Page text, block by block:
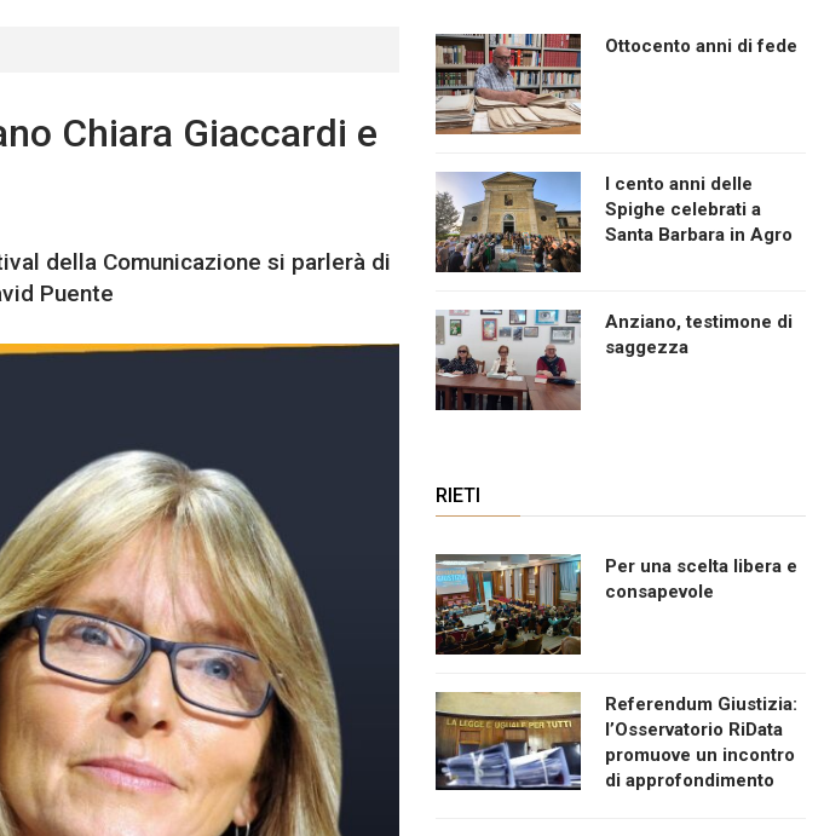
Chiara Giaccardi e
della Comunicazione si parlerà di
Puente
Ottocento anni di fede
I cento anni delle
Spighe celebrati a
Santa Barbara in Agro
Anziano, testimone di
saggezza
RIETI
Per una scelta libera e
consapevole
Referendum Giustizia:
l’Osservatorio RiData
promuove un incontro
di approfondimento